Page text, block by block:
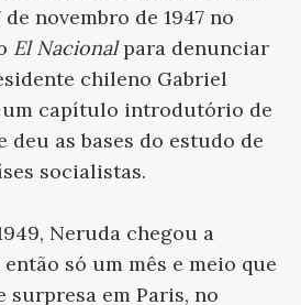
novembro de 1947 no
El Nacionalpara denunciar
chileno Gabriel
um capítulo introdutório de
deu as bases do estudo de
socialistas.
Neruda chegou a
só um mês e meio que
surpresa em Paris, no